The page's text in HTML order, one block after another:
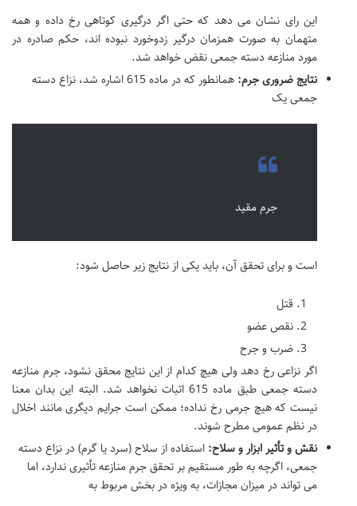
این رای نشان می دهد که حتی اگر درگیری کوتاهی رخ داده و همه
متهمان به صورت همزمان درگیر زدوخورد نبوده اند، حکم صادره در
مورد منازعه دسته جمعی نقض خواهد شد.
نتایج ضروری جرم:
همانطور که در ماده 615 اشاره شد، نزاع دسته
جمعی یک
جرم مقید
است و برای تحقق آن، باید یکی از نتایج زیر حاصل شود:
قتل
نقص عضو
ضرب و جرح
اگر نزاعی رخ دهد ولی هیچ کدام از این نتایج محقق نشود، جرم منازعه
دسته جمعی طبق ماده 615 اثبات نخواهد شد. البته این بدان معنا
نیست که هیچ جرمی رخ نداده؛ ممکن است جرایم دیگری مانند اخلال
در نظم عمومی مطرح شوند.
نقش و تأثیر ابزار و سلاح: استفاده از سلاح (سرد یا گرم) در نزاع دسته
جمعی، اگرچه به طور مستقیم بر تحقق جرم منازعه تأثیری ندارد، اما
می تواند در میزان مجازات، به ویژه در بخش مربوط به